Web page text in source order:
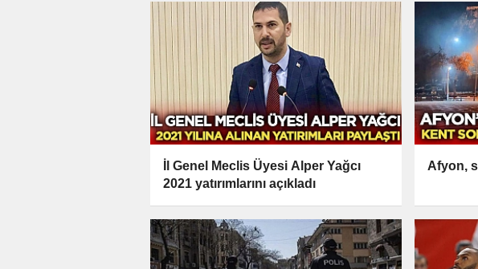
İl Genel Meclis Üyesi Alper Yağcı
2021 yatırımlarını açıkladı
Afyon,